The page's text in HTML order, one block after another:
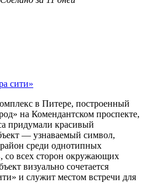
сити»
в Питере, построенный
на Комендантском проспекте,
придумали красивый
— узнаваемый символ,
среди однотипных
со всех сторон окружающих
визуально сочетается
и служит местом встречи для